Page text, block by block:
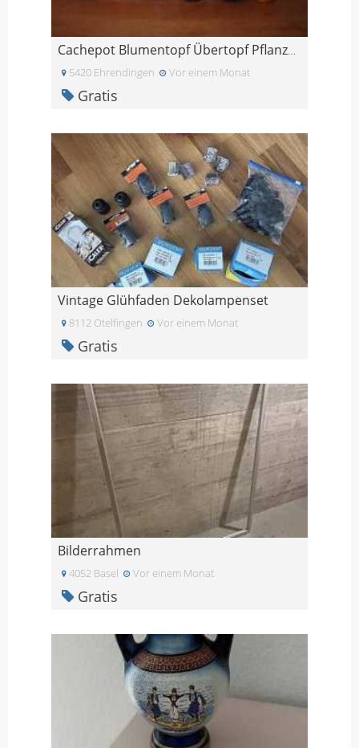
Cachepot Blumentopf Übertopf Pflanzentopf Keramik
5420 Ehrendingen Vor einem Monat
Gratis
Vintage Glühfaden Dekolampenset
8112 Otelfingen Vor einem Monat
Gratis
Bilderrahmen
4052 Basel Vor einem Monat
Gratis